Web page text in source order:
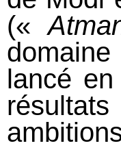
(«
lancé